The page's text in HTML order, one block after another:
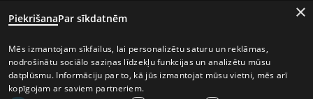
×
PiekrišanaPar sīkdatnēm
Mēs izmantojam sīkfailus, lai personalizētu saturu un reklāmas,
nodrošinātu sociālo saziņas līdzekļu funkcijas un analizētu mūsu
datplūsmu. Informāciju par to, kā jūs izmantojat mūsu vietni, mēs arī
kopīgojam ar saviem partneriem.